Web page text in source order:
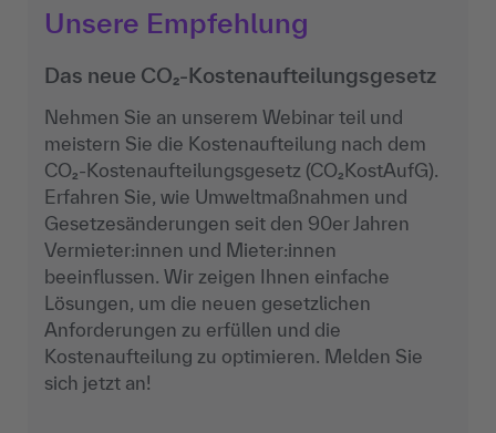
Unsere Empfehlung
Das neue CO₂-Kostenaufteilungsgesetz
Nehmen Sie an unserem Webinar teil und
meistern Sie die Kostenaufteilung nach dem
CO₂-Kostenaufteilungsgesetz (CO₂KostAufG).
Erfahren Sie, wie Umweltmaßnahmen und
Gesetzesänderungen seit den 90er Jahren
Vermieter:innen und Mieter:innen
beeinflussen. Wir zeigen Ihnen einfache
Lösungen, um die neuen gesetzlichen
Anforderungen zu erfüllen und die
Kostenaufteilung zu optimieren. Melden Sie
sich jetzt an!